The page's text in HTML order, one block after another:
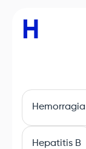
H
Hepatitis B